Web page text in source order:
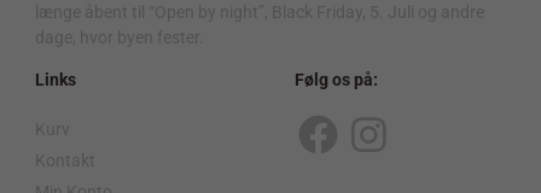
længe åbent til “Open by night”, Black Friday, 5. Juli og andre
dage, hvor byen fester.
Links
Kurv
Kontakt
Følg os på:
F
I